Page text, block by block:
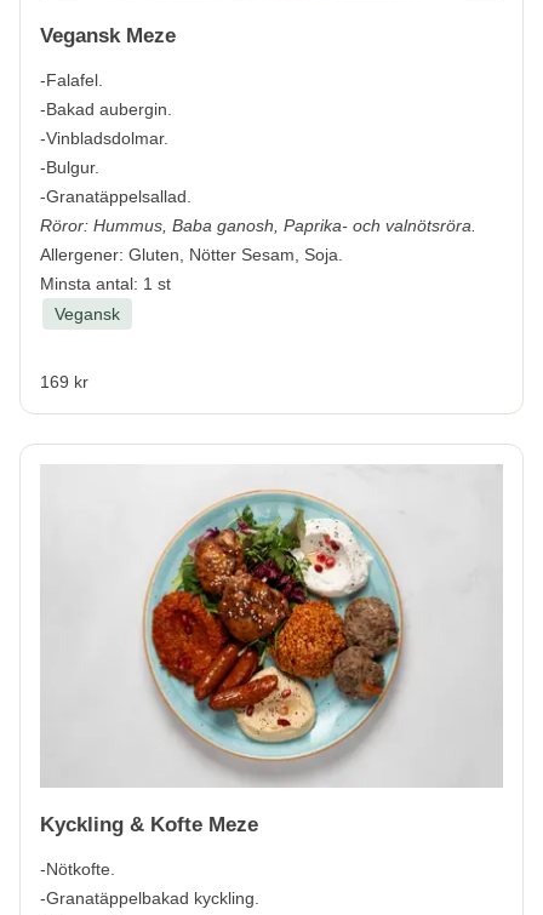
Vegansk Meze
-Falafel.
-Bakad aubergin.
-Vinbladsdolmar.
-Bulgur.
-Granatäppelsallad.
Röror: Hummus, Baba ganosh, Paprika- och valnötsröra.
Allergener: Gluten, Nötter Sesam, Soja.
Minsta antal: 1 st
Vegansk
169 kr
Kyckling & Kofte Meze
-Nötkofte.
-Granatäppelbakad kyckling.